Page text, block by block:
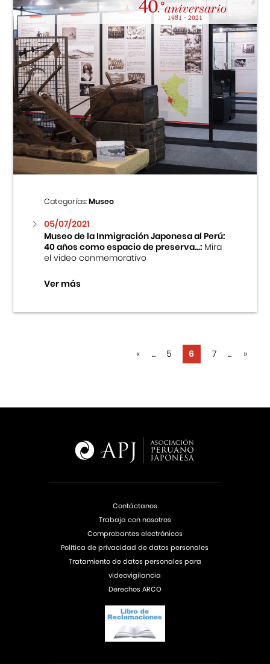
Categorías:Museo
05/07/2021
Museo de la Inmigración Japonesa al Perú:
40 años como espacio de preserva...:Mira
el video conmemorativo
Ver más
« ... 5 6 7 ... »
Contáctanos
Trabaja con nosotros
Comprobantes electrónicos
Política de privacidad de datos personales
Tratamiento de datos personales para
videovigilancia
Derechos ARCO